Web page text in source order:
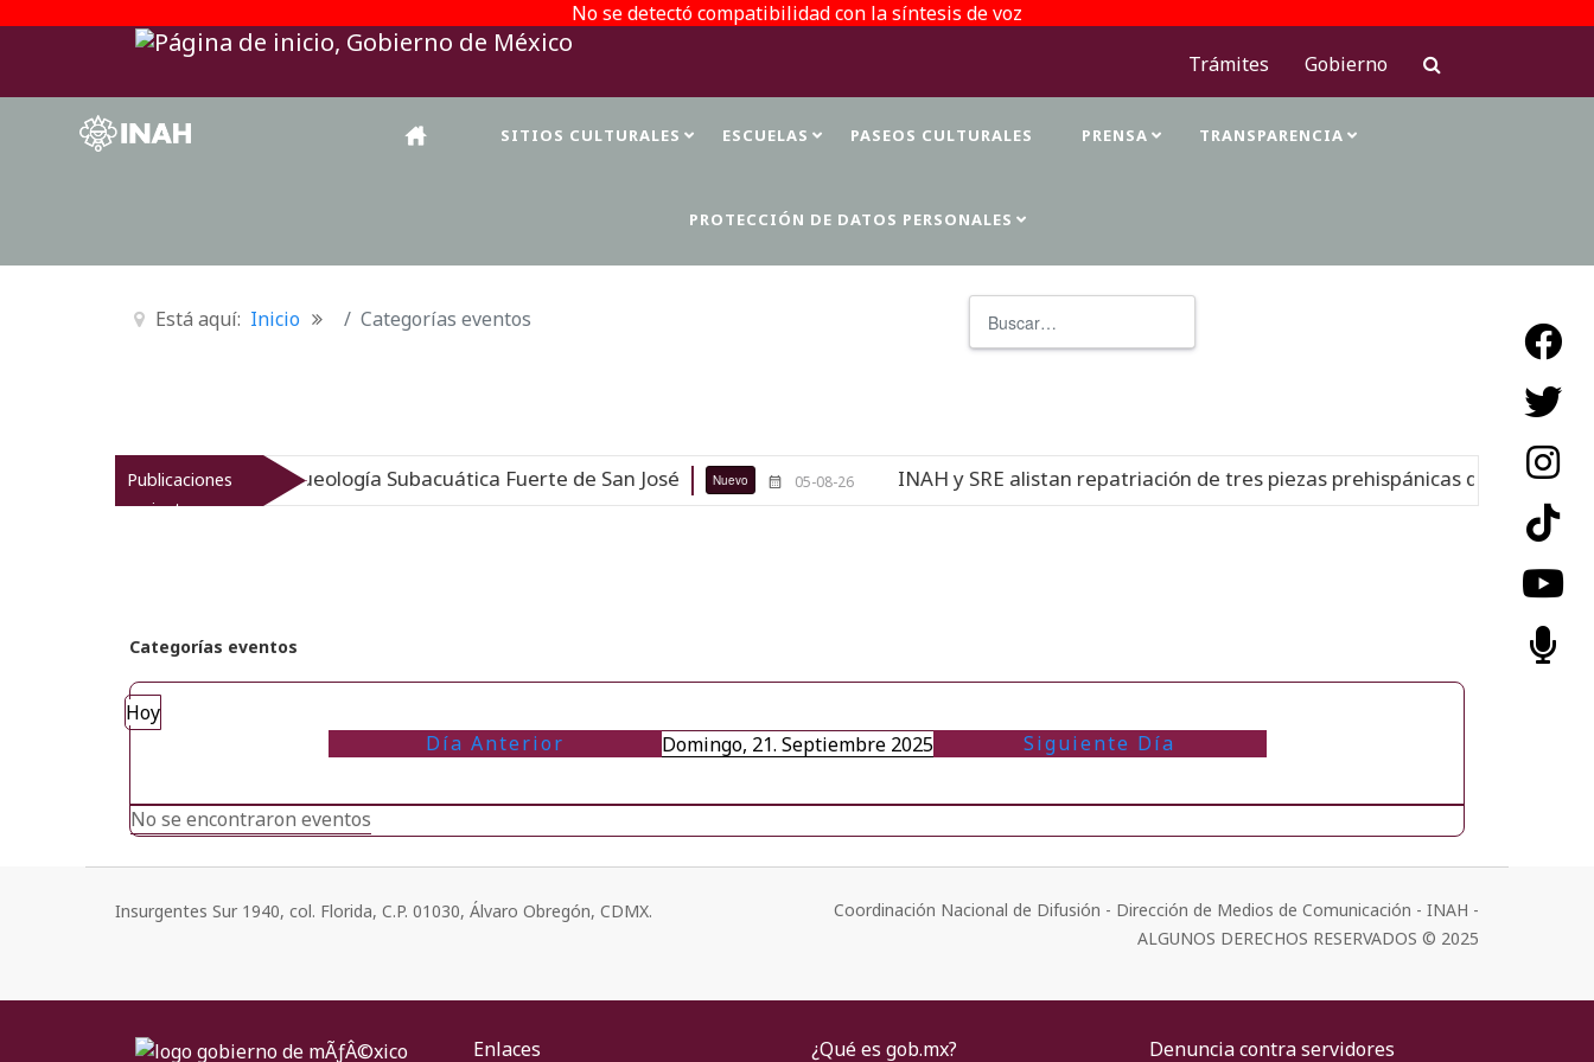
No se detectó compatibilidad con la síntesis de voz
Trámites
Gobierno
SITIOS CULTURALES ESCUELAS PASEOS CULTURALES PRENSA TRANSPARENCIA
PROTECCIÓN DE DATOS PERSONALES
Está aquí: Inicio Categorías eventos
Publicaciones
recientes
sumergido: Museo de Arqueología Subacuática Fuerte de San José Nuevo 05-08-26 INAH y SRE alistan repatriación de tres piezas prehispánicas desde Estados
Categorías eventos
Hoy
Día Anterior
Domingo, 21. Septiembre 2025 Siguiente Día
No se encontraron eventos
Insurgentes Sur 1940, col. Florida, C.P. 01030, Álvaro Obregón, CDMX.
Coordinación Nacional de Difusión - Dirección de Medios de Comunicación - INAH -
ALGUNOS DERECHOS RESERVADOS © 2025
Enlaces ¿Qué es gob.mx?
Denuncia contra servidores